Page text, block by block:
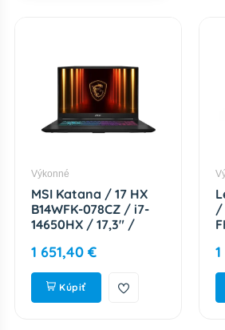
Výkonné
MSI Katana / 17 HX
B14WFK-078CZ / i7-
14650HX / 17,3" /
RTX 5060 / W11H /
Black / 2R 9S7-
17L791-078
1 651,40 €
Kúpiť
/